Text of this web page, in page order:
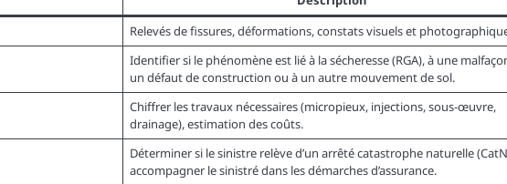
Relevés de fissures, déformations, constats visuels et
Identifier si le phénomène est lié à la sécheresse (RGA), à une
un défaut de construction ou à un autre mouvement de sol.
Chiffrer les travaux nécessaires (micropieux, injections, sous-œuvre,
drainage), estimation des coûts.
Déterminer si le sinistre relève d’un arrêté catastrophe naturelle
accompagner le sinistré dans les démarches d’assurance.